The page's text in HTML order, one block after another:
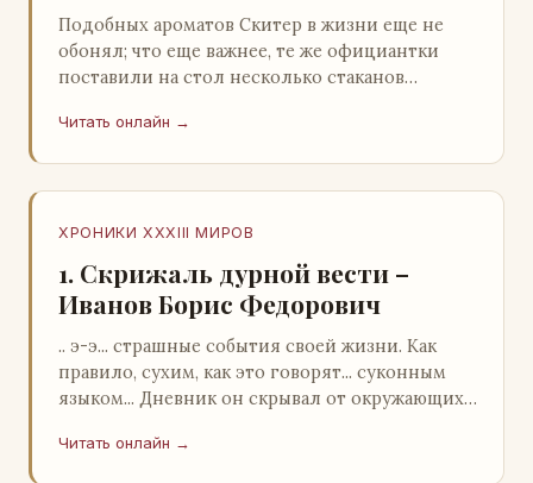
Подобных ароматов Скитер в жизни еще не
обонял; что еще важнее, те же официантки
поставили на стол несколько стаканов
Скитер опрокин…
Читать онлайн →
ХРОНИКИ XXXIII МИРОВ
1. Скрижаль дурной вести –
Иванов Борис Федорович
.. э-э... страшные события своей жизни. Как
правило, сухим, как это говорят... суконным
языком... Дневник он скрывал от окружающих.
Читать онлайн →